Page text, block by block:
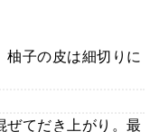
子の皮は細切りに
ぜてだき上がり。最